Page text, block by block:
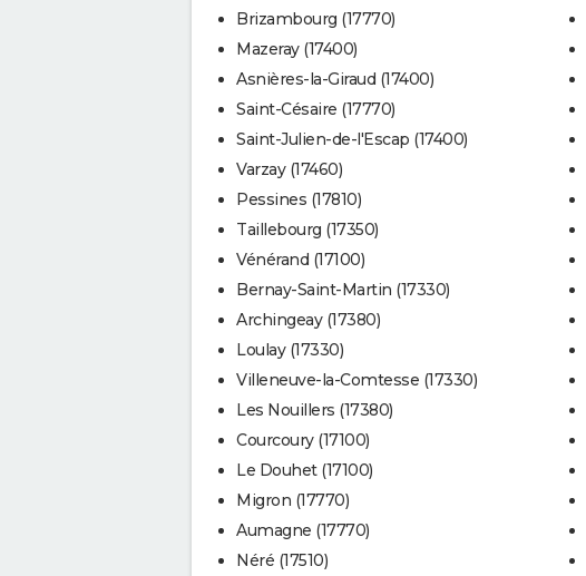
Brizambourg (17770)
Mazeray (17400)
Asnières-la-Giraud (17400)
Saint-Césaire (17770)
Saint-Julien-de-l'Escap (17400)
Varzay (17460)
Pessines (17810)
Taillebourg (17350)
Vénérand (17100)
Bernay-Saint-Martin (17330)
Archingeay (17380)
Loulay (17330)
Villeneuve-la-Comtesse (17330)
Les Nouillers (17380)
Courcoury (17100)
Le Douhet (17100)
Migron (17770)
Aumagne (17770)
Néré (17510)